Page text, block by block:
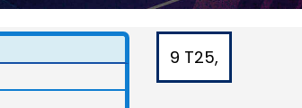
9 T25,